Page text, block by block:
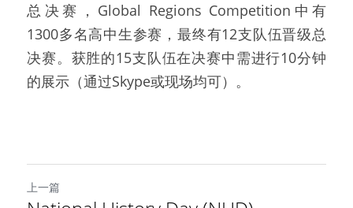
总决赛，Global Regions Competition中有
1300多名高中生参赛，最终有12支队伍晋级总
决赛。获胜的15支队伍在决赛中需进行10分钟
的展示（通过Skype或现场均可）。
上一篇